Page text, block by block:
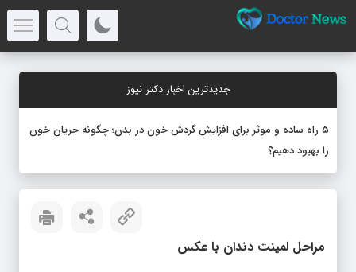
جدیدترین اخبار دکتر نیوز
۵ راه ساده و موثر برای افزایش گردش خون در بدن؛ چگونه جریان خون
را بهبود دهیم؟
مراحل لمینت دندان با عکس